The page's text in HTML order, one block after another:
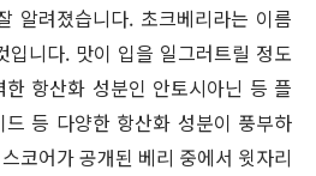
알려졌습니다. 초크베리라는 이름
입니다. 맛이 입을 일그러트릴 정도
항산화 성분인 안토시아닌 등 플
드 등 다양한 항산화 성분이 풍부하
코어가 공개된 베리 중에서 윗자리